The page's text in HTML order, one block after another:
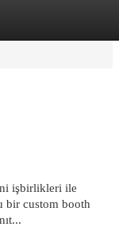
işbirlikleri ile
bir custom booth